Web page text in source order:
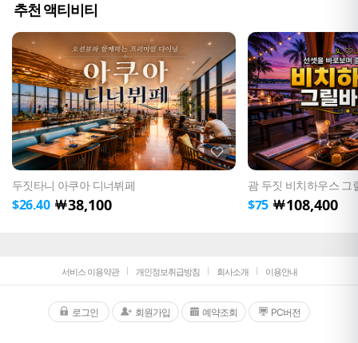
추천 액티비티
두짓타니 아쿠아 디너뷔페
$26.40 ￦38,100
괌 두짓 비치하우스 그
$75 ￦108,400
서비스 이용약관 개인정보취급방침 회사소개 이용안내
로그인 회원가입 예약조회 PC버전